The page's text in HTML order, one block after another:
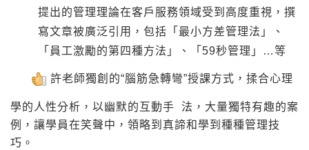
提出的管理理論在客戶服務領域受到高度重視，撰
寫文章被廣泛引用，包括「最小方差管理法」、
「員工激勵的第四種方法」、「59秒管理」…等
許老師獨創的“腦筋急轉彎”授課方式，揉合心理
學的人性分析，以幽默的互動手 法，大量獨特有趣的案
例，讓學員在笑聲中，領略到真諦和學到種種管理技
巧。